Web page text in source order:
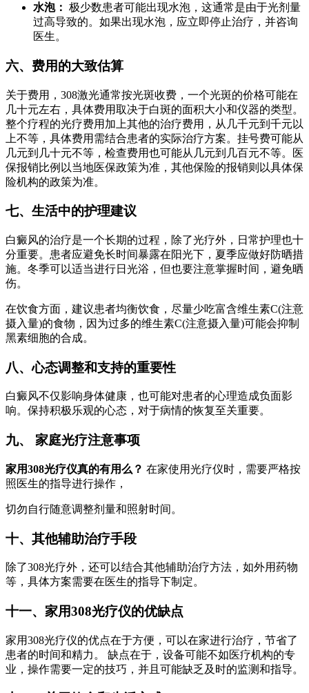
水泡： 极少数患者可能出现水泡，这通常是由于光剂量
过高导致的。如果出现水泡，应立即停止治疗，并咨询
医生。
六、费用的大致估算
关于费用，308激光通常按光斑收费，一个光斑的价格可能在
几十元左右，具体费用取决于白斑的面积大小和仪器的类型。
整个疗程的光疗费用加上其他的治疗费用，从几千元到千元以
上不等，具体费用需结合患者的实际治疗方案。挂号费可能从
几元到几十元不等，检查费用也可能从几元到几百元不等。医
保报销比例以当地医保政策为准，其他保险的报销则以具体保
险机构的政策为准。
七、生活中的护理建议
白癜风的治疗是一个长期的过程，除了光疗外，日常护理也十
分重要。患者应避免长时间暴露在阳光下，夏季应做好防晒措
施。冬季可以适当进行日光浴，但也要注意掌握时间，避免晒
伤。
在饮食方面，建议患者均衡饮食，尽量少吃富含维生素C(注意
摄入量)的食物，因为过多的维生素C(注意摄入量)可能会抑制
黑素细胞的合成。
八、心态调整和支持的重要性
白癜风不仅影响身体健康，也可能对患者的心理造成负面影
响。保持积极乐观的心态，对于病情的恢复至关重要。
九、 家庭光疗注意事项
家用308光疗仪真的有用么？ 在家使用光疗仪时，需要严格按
照医生的指导进行操作，
切勿自行随意调整剂量和照射时间。
十、其他辅助治疗手段
除了308光疗外，还可以结合其他辅助治疗方法，如外用药物
等，具体方案需要在医生的指导下制定。
十一、家用308光疗仪的优缺点
家用308光疗仪的优点在于方便，可以在家进行治疗，节省了
患者的时间和精力。 缺点在于，设备可能不如医疗机构的专
业，操作需要一定的技巧，并且可能缺乏及时的监测和指导。